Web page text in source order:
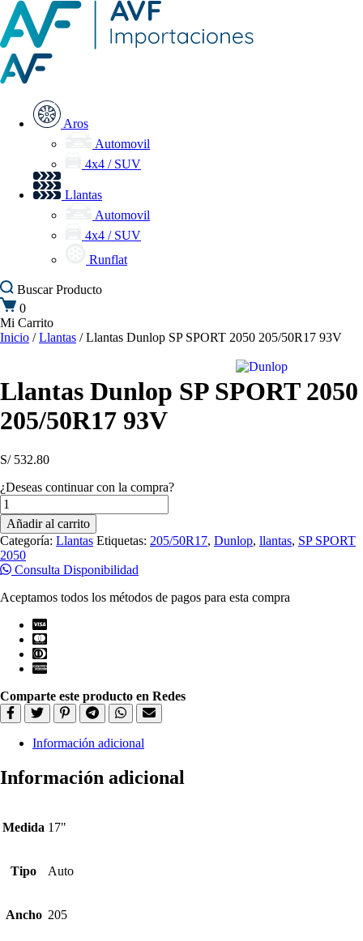
Aros
Automovil
4x4 / SUV
Llantas
Automovil
4x4 / SUV
Runflat
BuscarProducto
0
Mi Carrito
Inicio /Llantas / Llantas Dunlop SP SPORT 2050 205/50R17 93V
Llantas Dunlop SP SPORT 2050
205/50R17 93V
S/532.80
¿Deseas continuar con la compra?
Llantas
Dunlop
SP
SPORT
2050
205/50R17
cantidad
Añadir al carrito
Categoría: Llantas Etiquetas: 205/50R17, Dunlop, llantas, SP SPORT
2050
Consulta Disponibilidad
Aceptamos todos los métodos de pagos para esta compra
Comparte este producto en Redes
Información adicional
Información adicional
Medida 17"
Tipo Auto
Ancho 205